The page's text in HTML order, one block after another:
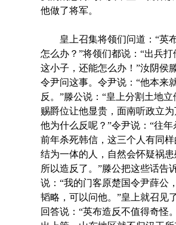
他做了将军。
皇上召集将领们问道：“英
怎么办？”将领们都说：“出兵打
这小子，还能怎么办！”汝阴侯
令尹问这事。令尹说：“他本来
反。”滕公说：“皇上分割土地
赐爵位让他显贵，面南听政立为
他为什么反呢？”令尹说：“往年
前年杀死韩信，这三个人有同
结为一体的人，自然会怀疑祸患
所以造反了。”滕公把这些话告
说：“我的门客原楚国令尹薛公
韬略，可以问他。”皇上就召见
回答说：“英布造反不值得奇怪